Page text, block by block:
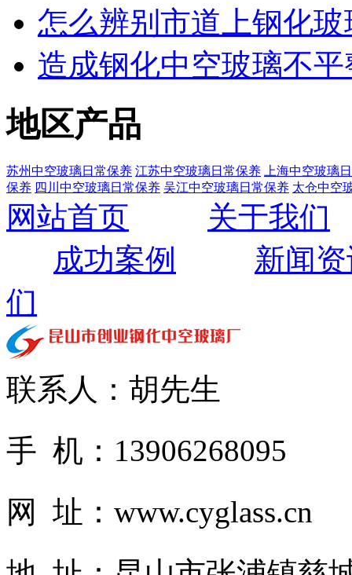
怎么辨别市道上钢化
造成钢化中空玻璃不
地区产品
苏州中空玻璃日常保养 江苏中空玻璃日常保养
上海中空玻璃
保养 四川中空玻璃日常保养 吴江中空玻璃日常保养 太仓中空
网站首页
关于我们
成功案例
新闻
们
联系人：胡先生
手 机：13906268095
网 址：www.cyglass.cn